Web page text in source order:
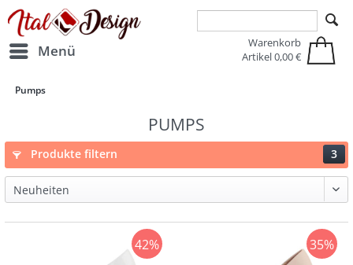
Zur Hauptnavigation springen Zum Hauptinhalt springen
Menü
Warenkorb
Artikel0,00 €
Pumps
PUMPS
Produkte filtern 3
42% 35%